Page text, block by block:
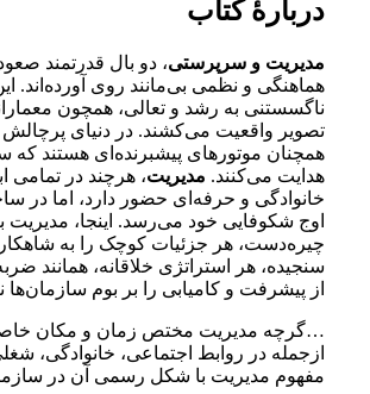
دربارۀ کتاب
مدیریت و سرپرستی، دو بال قدرتمند
هماهنگی و نظمی بی‌مانند روی آورده‌اند.
ناگسستنی به رشد و تعالی، همچون
تصویر واقعیت می‌کشند. در دنیای
همچنان موتورهای پیشبرنده‌ای هستند
هدایت می‌کنند. مدیریت، هرچند در تمامی
خانوادگی و حرفه‌ای حضور دارد، اما در
اوج شکوفایی خود می‌رسد. اینجا،
چیره‌دست، هر جزئیات کوچک را به
سنجیده، هر استراتژی خلاقانه، همانند
از پیشرفت و کامیابی را بر بوم
…گرچه مدیریت مختص زمان و مکان
ازجمله در روابط اجتماعی، خانوادگی،
مفهوم مدیریت با شکل رسمی آن در